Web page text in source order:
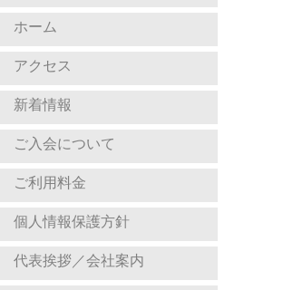
ホーム
アクセス
新着情報
ご入会について
ご利用料金
個人情報保護方針
代表挨拶／会社案内